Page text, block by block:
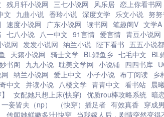
残月轩小说网 三七小说网 风乐居 恋上你看书网
文 九曲小说 香玲小说 深度文学 乐文小说 努
速度小说网 广东小说网 读书网 笔趣阁V 文学A
七八小说 八一中文 91言情 爱言情 青豆小说网
说网 发发小说网 纳兰小说 陛下看书 五五小说都
天籁小说网 骑士文学 BL鲤鱼乡 七毛中文 BL
妙书阁 九九小说 耽美文学网 小说铺 四四书库
纳兰小说网 爱上中文 小子小说 布丁阅读 乡
中文 并读小说 八楼文学 青青中文 看书站 晨
女配她只想上床(快穿) 优质rou棒攻略系统 暗
一妾皆夫（np） （快穿）插足者 有效真香 穿成
传闻她鲜嫩多汁|快穿 当我嫁人后，剧情突然变得